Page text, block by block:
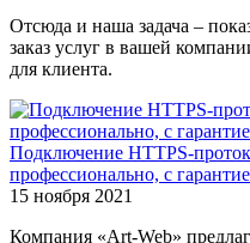
Отсюда и наша задача –
заказ услуг в вашей
для клиента.
Подключение HTTPS-
профессионально, с
15 ноября 2021
Компания «Art-Web»